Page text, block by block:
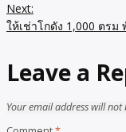
Next:
ให้เช่าโกดัง 1,000 ตร
Leave a
Your email address will not